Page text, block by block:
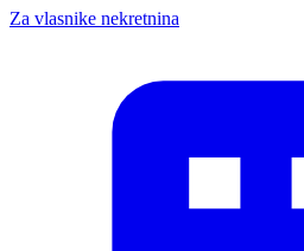
Za vlasnike nekretnina